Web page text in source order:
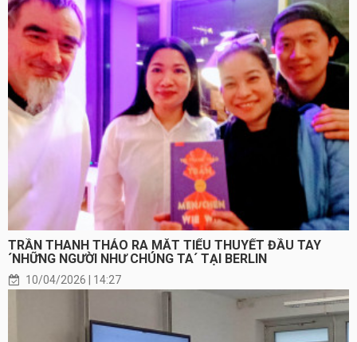
TRẦN THANH THẢO RA MẮT TIỂU THUYẾT ĐẦU TAY
´NHỮNG NGƯỜI NHƯ CHÚNG TA´ TẠI BERLIN
10/04/2026 | 14:27